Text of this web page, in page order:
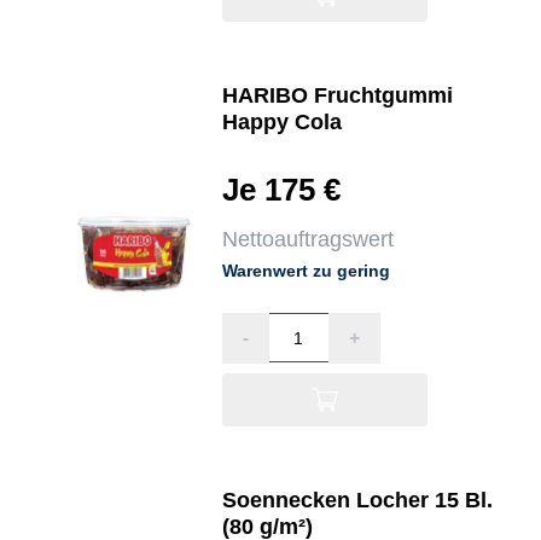
HARIBO Fruchtgummi
Happy Cola
Je 175 €
Nettoauftragswert
Warenwert zu gering
- +
Soennecken Locher 15 Bl.
(80 g/m²)